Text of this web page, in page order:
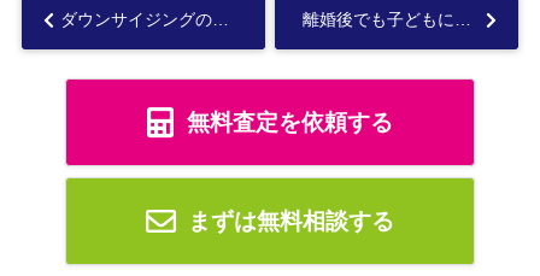
ダウンサイジングの買い替えが増えている理由は？マンションが人気？...
無料査定を依頼する
まずは無料相談する